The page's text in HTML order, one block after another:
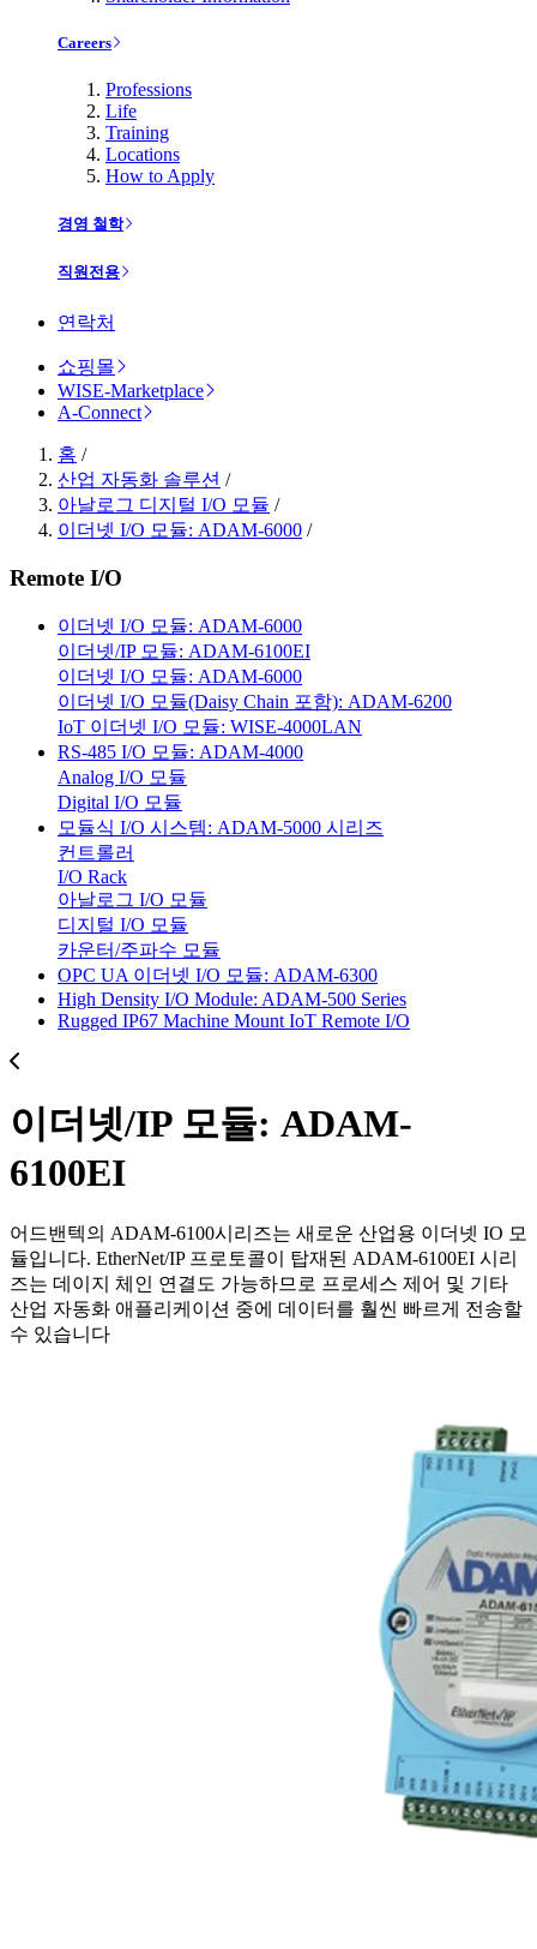
Careers
Professions
Life
Training
Locations
How to Apply
경영 철학
직원전용
연락처
쇼핑몰
WISE-Marketplace
A-Connect
홈 /
산업 자동화 솔루션 /
아날로그 디지털 I/O 모듈 /
이더넷 I/O 모듈: ADAM-6000 /
Remote I/O
이더넷 I/O 모듈: ADAM-6000
이더넷/IP 모듈: ADAM-6100EI
이더넷 I/O 모듈: ADAM-6000
이더넷 I/O 모듈(Daisy Chain 포함): ADAM-6200
IoT 이더넷 I/O 모듈: WISE-4000LAN
RS-485 I/O 모듈: ADAM-4000
Analog I/O 모듈
Digital I/O 모듈
모듈식 I/O 시스템: ADAM-5000 시리즈
컨트롤러
I/O Rack
아날로그 I/O 모듈
디지털 I/O 모듈
카운터/주파수 모듈
OPC UA 이더넷 I/O 모듈: ADAM-6300
High Density I/O Module: ADAM-500 Series
Rugged IP67 Machine Mount IoT Remote I/O
이더넷/IP 모듈: ADAM-
6100EI
어드밴텍의 ADAM-6100시리즈는 새로운 산업용 이더넷 IO 모
듈입니다. EtherNet/IP 프로토콜이 탑재된 ADAM-6100EI 시리
즈는 데이지 체인 연결도 가능하므로 프로세스 제어 및 기타
산업 자동화 애플리케이션 중에 데이터를 훨씬 빠르게 전송할
수 있습니다